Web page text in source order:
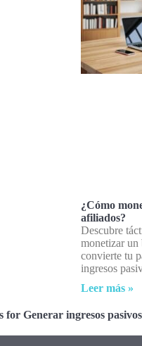
¿Cómo
afiliados?
Descubre
monetizar
convierte tu
ingresos
Leer más »
for Generar ingresos pasivos